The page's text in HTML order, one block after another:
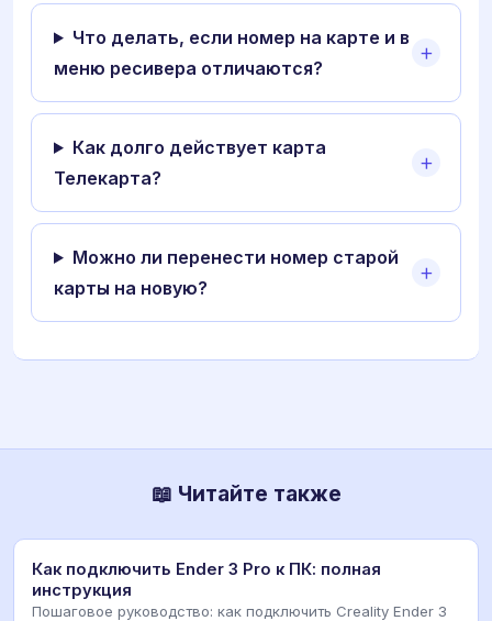
Что делать, если номер на карте и в
меню ресивера отличаются?
Как долго действует карта
Телекарта?
Можно ли перенести номер старой
карты на новую?
📖 Читайте также
Как подключить Ender 3 Pro к ПК: полная
инструкция
Пошаговое руководство: как подключить Creality Ender 3